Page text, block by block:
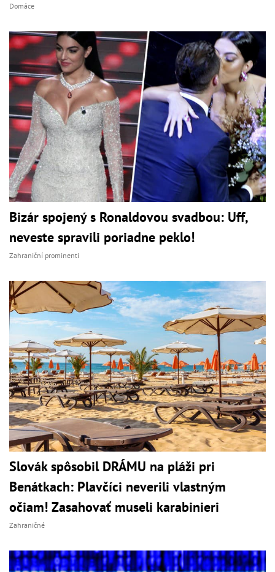
Domáce
Bizár spojený s Ronaldovou svadbou: Uff,
neveste spravili poriadne peklo!
Zahraniční prominenti
Slovák spôsobil DRÁMU na pláži pri
Benátkach: Plavčíci neverili vlastným
očiam! Zasahovať museli karabinieri
Zahraničné